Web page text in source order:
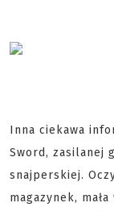
Inna ciekawa
Sword, zasilanej
snajperskiej.
magazynek,